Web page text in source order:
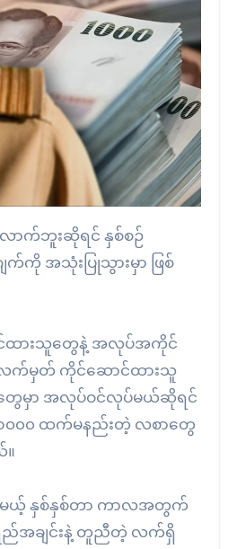
ာက်ဘူးဆိုရင် နှစ်စဉ်
အသုံးပြုသွားမှာ ဖြစ်
ားသူတွေနဲ့ အလုပ်အကိုင်
က်မှတ် ကိုင်ဆောင်ထားသူ
တွေမှာ အလုပ်ဝင်လုပ်မယ်ဆိုရင်
၀၀၀ ထက်မနည်းတဲ့ လစာတွေ
။
ယ့် နှစ်နှစ်တာ ကာလအတွက်
အချင်းနဲ့ တူညီတဲ့ လက်ရှိ